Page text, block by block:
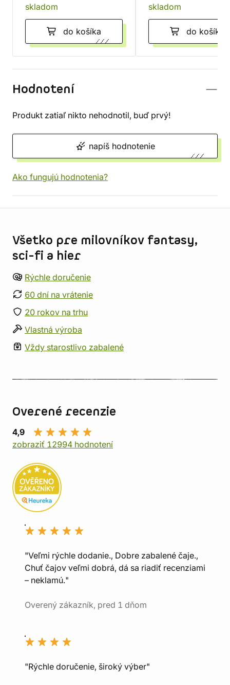
skladom
do košíka
skladom
do košíka
Hodnotení
Produkt zatiaľ nikto nehodnotil, buď prvý!
napíš hodnotenie
Ako fungujú hodnotenia?
Všetko pre milovníkov fantasy,
sci-fi a hier
Rýchle doručenie
60 dní na vrátenie
20 rokov na trhu
Vlastná výroba
Vždy starostlivo zabalené
Overené recenzie
4,9
zobraziť 12994 hodnotení
"Veľmi rýchle dodanie., Dobre zabalené čaje.,
Chuť čajov veľmi dobrá, dá sa riadiť recenziami
– neklamú."
Overený zákazník, pred 1 dňom
"Rýchle doručenie, široký výber"